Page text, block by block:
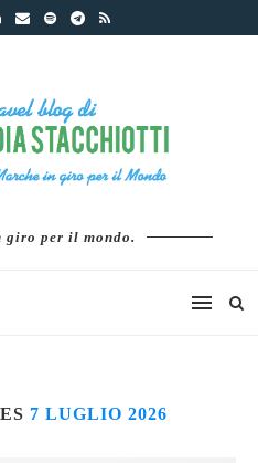
giro per il mondo.
7 LUGLIO 2026